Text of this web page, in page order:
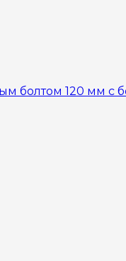
болтом 120 мм с